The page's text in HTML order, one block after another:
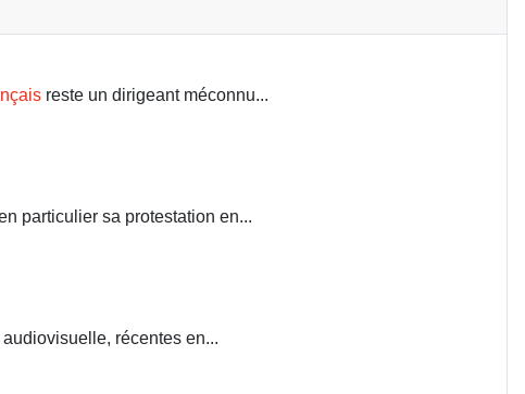
reste un dirigeant méconnu...
particulier sa protestation en...
récentes en...